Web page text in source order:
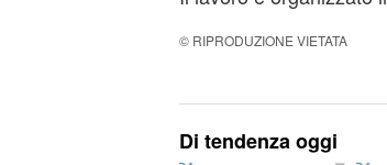
© RIPRODUZIONE VIETATA
Di tendenza oggi